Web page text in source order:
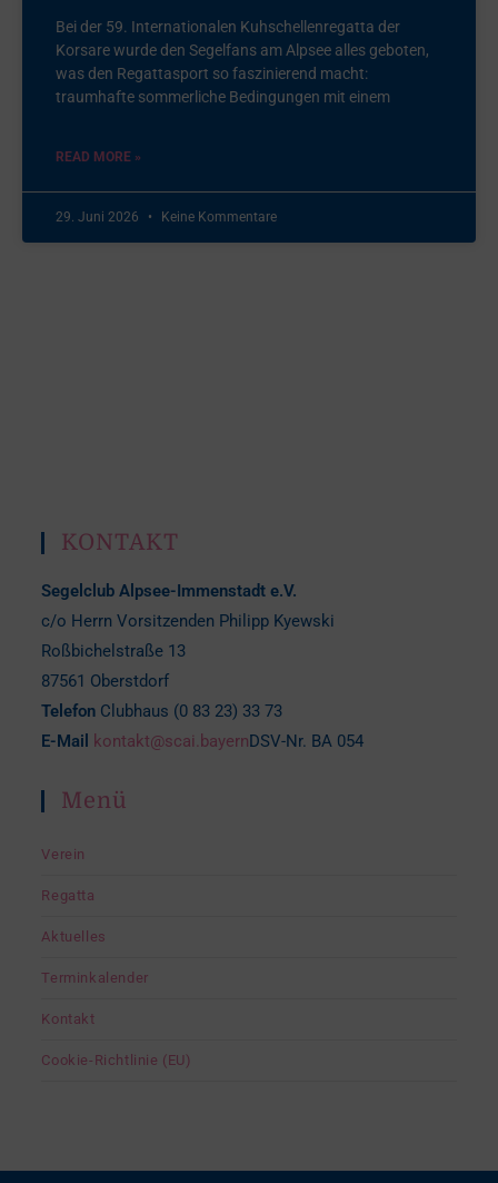
Bei der 59. Internationalen Kuhschellenregatta der
Korsare wurde den Segelfans am Alpsee alles geboten,
was den Regattasport so faszinierend macht:
traumhafte sommerliche Bedingungen mit einem
READ MORE »
29. Juni 2026 Keine Kommentare
KONTAKT
Segelclub Alpsee-Immenstadt e.V.
c/o Herrn Vorsitzenden Philipp Kyewski
Roßbichelstraße 13
87561 Oberstdorf
Telefon Clubhaus (0 83 23) 33 73
E-Mail
kontakt@scai.bayernDSV-Nr. BA 054
Menü
Verein
Regatta
Aktuelles
Terminkalender
Kontakt
Cookie-Richtlinie (EU)